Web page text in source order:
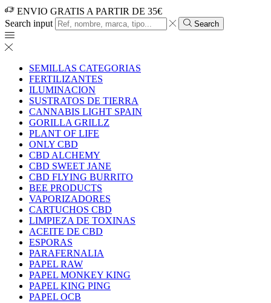
ENVIO GRATIS A PARTIR DE 35€
Search input
Search
SEMILLAS CATEGORIAS
FERTILIZANTES
ILUMINACION
SUSTRATOS DE TIERRA
CANNABIS LIGHT SPAIN
GORILLA GRILLZ
PLANT OF LIFE
ONLY CBD
CBD ALCHEMY
CBD SWEET JANE
CBD FLYING BURRITO
BEE PRODUCTS
VAPORIZADORES
CARTUCHOS CBD
LIMPIEZA DE TOXINAS
ACEITE DE CBD
ESPORAS
PARAFERNALIA
PAPEL RAW
PAPEL MONKEY KING
PAPEL KING PING
PAPEL OCB